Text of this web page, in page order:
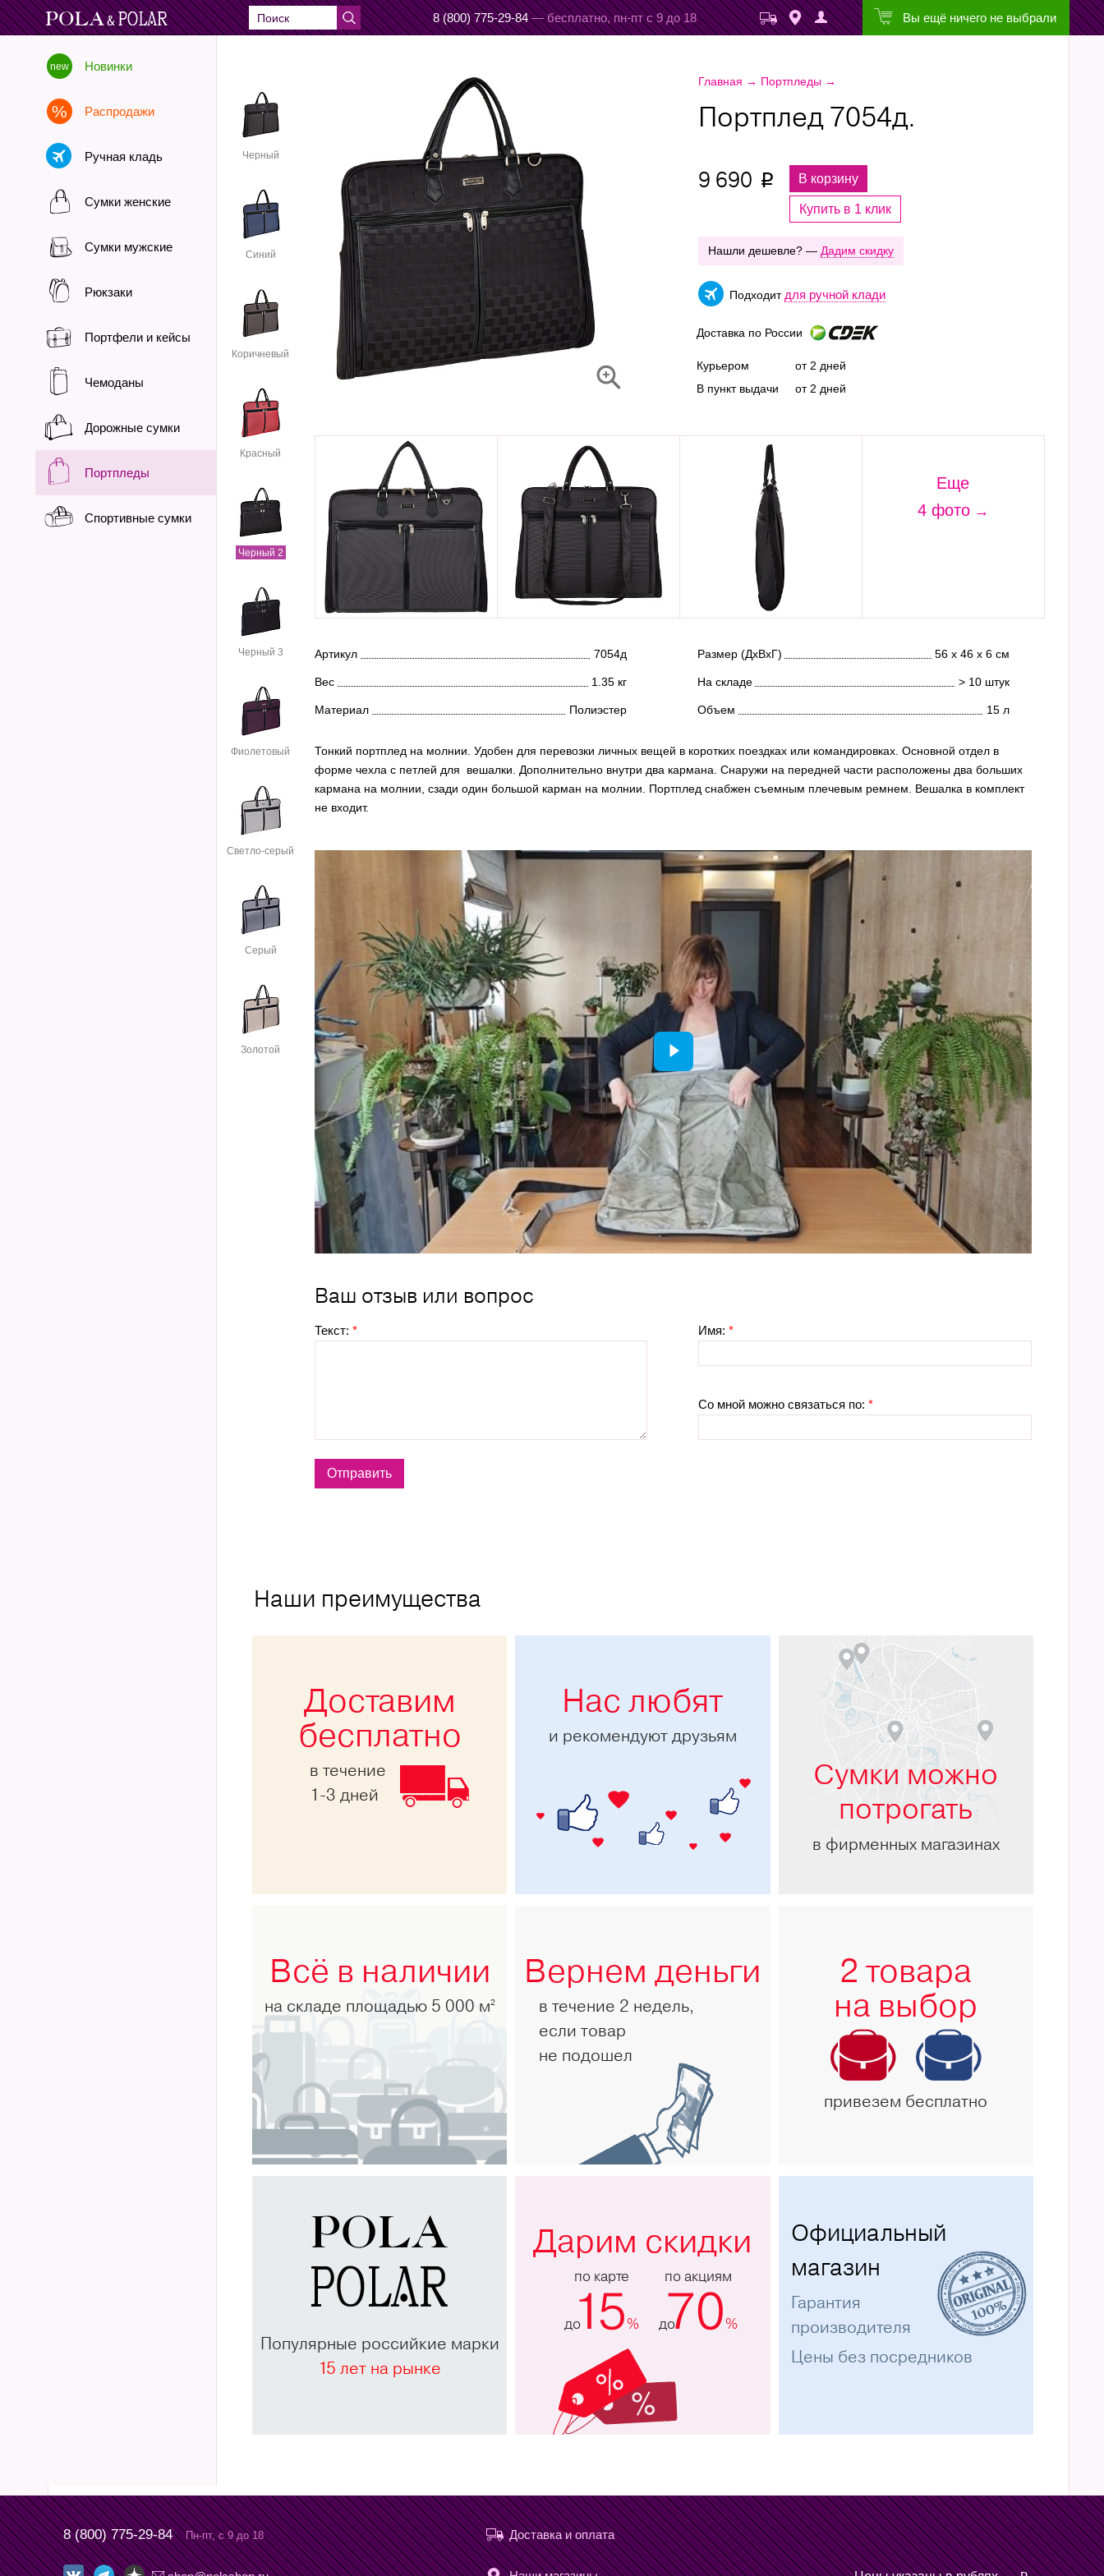
8 (800) 775-29-84 — бесплатно, пн-пт с 9 до 18 Вы ещё ничего не выбрали
Новинки
Распродажи
Ручная кладь
Сумки женские
Сумки мужские
Рюкзаки
Портфели и кейсы
Чемоданы
Дорожные сумки
Портпледы
Спортивные сумки
Главная → Портпледы→
Черный
Синий
Коричневый
Красный
Черный 2
Черный 3
Фиолетовый
Светло-серый
Серый
Золотой
Портплед 7054д.
9 690 p В корзину
Купить в 1 клик
Нашли дешевле? — Дадим скидку
Подходит для ручной клади
Доставка по России
Курьером
В пункт выдачи
от 2 дней
от 2 дней
Еще
4 фото
Артикул 7054д Размер (ДхВхГ) 56 х 46 х 6 см
Вес 1.35 кг На складе > 10 штук
Материал Полиэстер Объем 15 л
Тонкий портплед на молнии. Удобен для перевозки личных вещей в коротких поездках или командировках. Основной отдел в
форме чехла с петлей для вешалки. Дополнительно внутри два кармана. Снаружи на передней части расположены два больших
кармана на молнии, сзади один большой карман на молнии. Портплед снабжен съемным плечевым ремнем. Вешалка в комплект
не входит.
Ваш отзыв или вопрос
Текст: * Имя:*
Со мной можно связаться по:*
Наши преимущества
Доставим
бесплатно
в течение
1-3 дней
Нас любят
и рекомендуют друзьям
Сумки можно
потрогать
в фирменных магазинах
Всё в наличии
на складе площадью 5 000 м2
Вернем деньги
в течение 2 недель,
если товар
не подошел
2 товара
на выбор
привезем бесплатно
Популярные российкие марки
15 лет на рынке
Дарим скидки
по карте
до15%
по акциям
до
70%
Официальный
магазин
Гарантия
производителя
Цены без посредников
8 (800) 775-29-84 Пн-пт, с 9 до 18 Доставка и оплата